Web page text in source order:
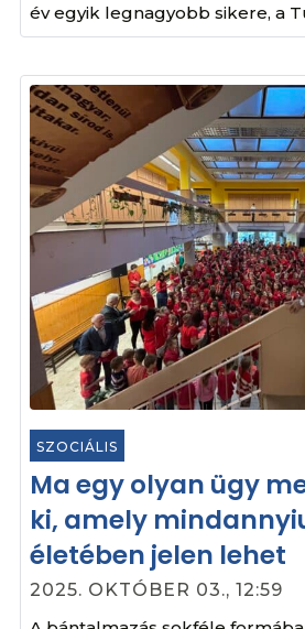
év egyik legnagyobb sikere, a
SZOCIÁLIS
Ma egy olyan ügy
ki, amely
életében jelen lehet
2025. OKTÓBER 03., 12:59